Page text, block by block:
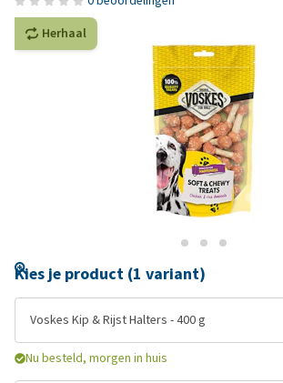
Herhaal
Kies je product (1 variant)
Voskes Kip & Rijst Halters - 400 g
Nu besteld, morgen in huis